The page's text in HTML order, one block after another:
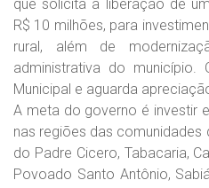
que solicita a liberação de
R$ 10 milhões, para
rural, além de
administrativa do
Municipal e aguarda
A meta do governo é investir
nas regiões das comunidades
do Padre Cicero, Tabacaria,
Povoado Santo Antônio,